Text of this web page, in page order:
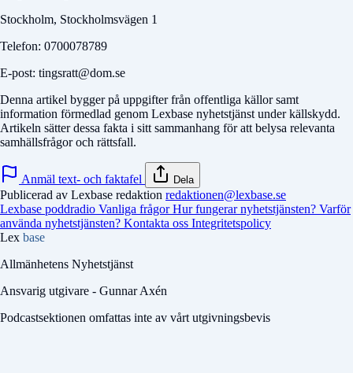
Stockholm, Stockholmsvägen 1
Telefon: 0700078789
E-post: tingsratt@dom.se
Denna artikel bygger på uppgifter från offentliga källor samt
information förmedlad genom Lexbase nyhetstjänst under källskydd.
Artikeln sätter dessa fakta i sitt sammanhang för att belysa relevanta
samhällsfrågor och rättsfall.
Anmäl text- och faktafel Dela
Publicerad av Lexbase redaktion redaktionen@lexbase.se
Lexbase poddradio Vanliga frågorHur fungerar nyhetstjänsten? Varför
använda nyhetstjänsten? Kontakta oss Integritetspolicy
Lex base
Allmänhetens Nyhetstjänst
Ansvarig utgivare - Gunnar Axén
Podcastsektionen omfattas inte av vårt utgivningsbevis